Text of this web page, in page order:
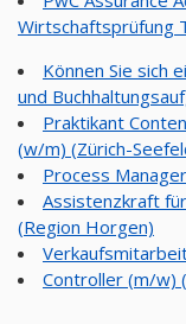
Wirtschaftsprüfung
Können Sie sich
und
Praktikant
(w/m) (Zürich-
Process
Assistenzkraft
(Region Horgen)
Controller (m/w)